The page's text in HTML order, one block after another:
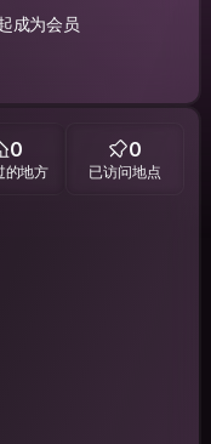
成为会员
0
的地方
0
已访问地点